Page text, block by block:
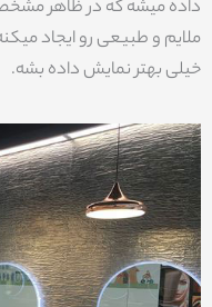
داده میشه که در ظاهر
ملایم و طبیعی رو ایجاد
خیلی بهتر نمایش داده بشه.